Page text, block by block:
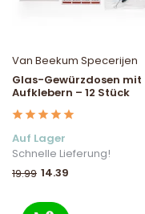
Van Beekum Specerijen
Glas-Gewürzdosen mit
Aufklebern – 12 Stück
Auf Lager
Schnelle Lieferung!
19.99 14.39